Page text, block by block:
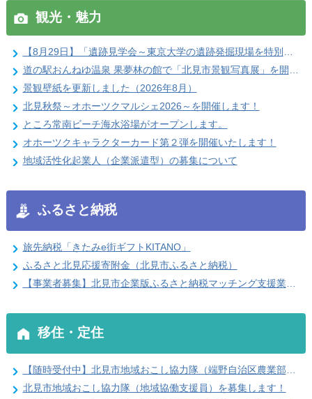
観光・魅力
【8月29日】「遺跡見学会～東京大学の遺跡発掘現場を特別公開」参加者を募集します
道の駅おんねゆ温泉 果夢林の館で「北見市景観写真展」を開催します
景観壁紙を更新しました（2026年8月）
北見秋祭～オホーツクマルシェ2026～を開催します！
ところ常南ビーチ海水浴場がオープンします。
オホーツクキャラクターカード第２弾を開催いたします！
地域活性化起業人（企業派遣型）の募集について
ふるさと納税
旅先納税「きたみe街ギフトKITANO」
ふるさと北見応援寄附金（北見市ふるさと納税）
【事業者募集】北見市企業版ふるさと納税マッチング支援業務 受託事業者を募集します
移住・定住
【随時受付中】北見市地域おこし協力隊（端野自治区農業部門）を募集します！
北見市地域おこし協力隊（地域協働支援員）を募集します！